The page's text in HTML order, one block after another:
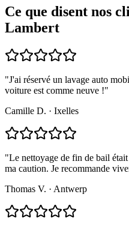
Ce que disent nos
Lambert
"J'ai réservé un lavage auto
voiture est comme neuve !"
Camille D. · Ixelles
"Le nettoyage de fin de bail
ma caution. Je recommande
Thomas V. · Antwerp